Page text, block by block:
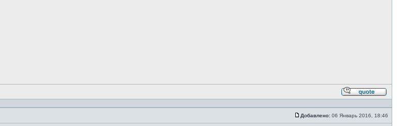
Сообщение
Добавлено: 06 Январь 2016, 18:46